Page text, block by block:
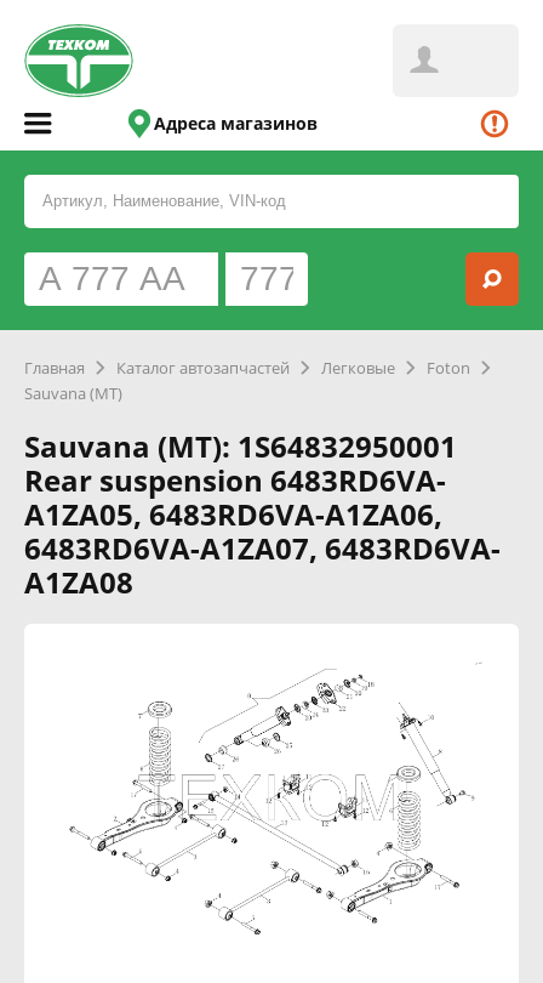
Адреса магазинов
Главная Каталог автозапчастей Легковые
Foton
Sauvana (MT)
Sauvana (MT): 1S64832950001
Rear suspension 6483RD6VA-
A1ZA05, 6483RD6VA-A1ZA06,
6483RD6VA-A1ZA07, 6483RD6VA-
A1ZA08